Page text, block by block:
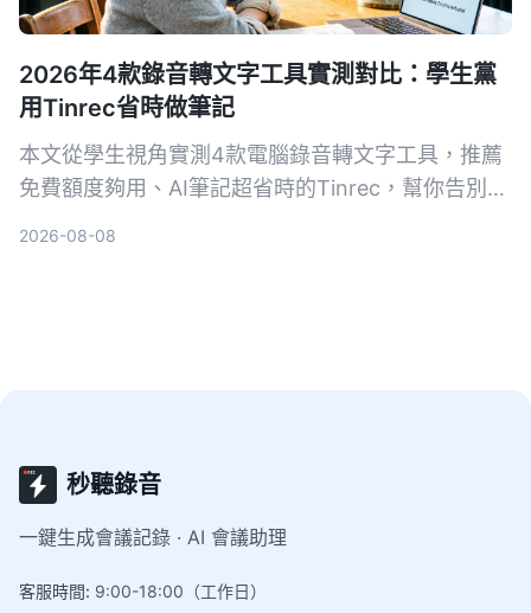
2026年4款錄音轉文字工具實測對比：學生黨
用Tinrec省時做筆記
本文從學生視角實測4款電腦錄音轉文字工具，推薦
免費額度夠用、AI筆記超省時的Tinrec，幫你告別手
2026-08-08
秒聽錄音
一鍵生成會議記錄 · AI 會議助理
客服時間: 9:00-18:00（工作日）